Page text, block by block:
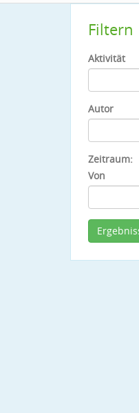
Filtern
Aktivität
Autor
Zeitraum:
Von